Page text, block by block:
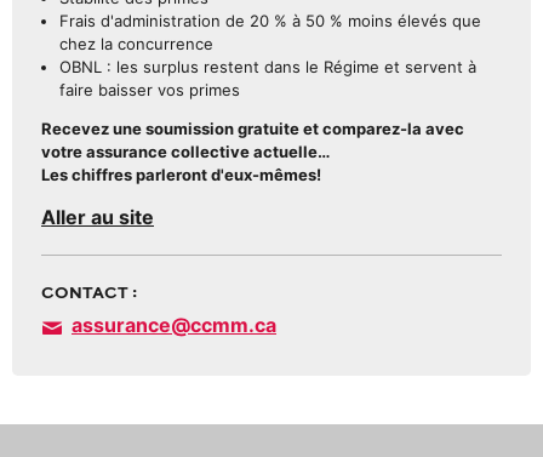
Frais d'administration de 20 % à 50 % moins élevés que
chez la concurrence
OBNL : les surplus restent dans le Régime et servent à
faire baisser vos primes
Recevez une soumission gratuite et comparez-la avec
votre assurance collective actuelle…
Les chiffres parleront d'eux-mêmes!
Aller au site
CONTACT :
assurance@ccmm.ca